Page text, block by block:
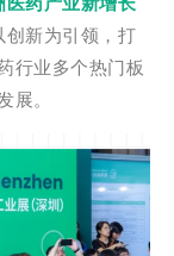
新为引领，打
行业多个热门板
。